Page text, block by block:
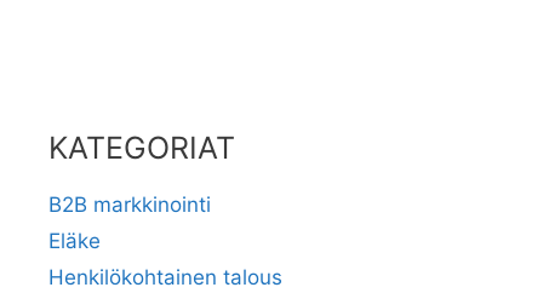
KATEGORIAT
B2B markkinointi
Eläke
Henkilökohtainen talous